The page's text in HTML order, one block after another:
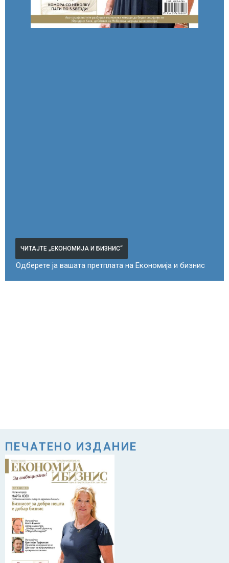
ЧИТАЈТЕ „ЕКОНОМИЈА И БИЗНИС“
Одберете ја вашата претплата на Економија и бизнис
ПЕЧАТЕНО ИЗДАНИЕ